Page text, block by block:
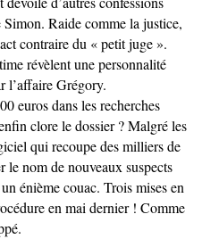
Raide comme la justice,
contraire du « petit juge ».
révèlent une personnalité
l’affaire Grégory.
euros dans les recherches
clore le dossier ? Malgré les
qui recoupe des milliers de
le nom de nouveaux suspects
énième couac. Trois mises en
en mai dernier ! Comme